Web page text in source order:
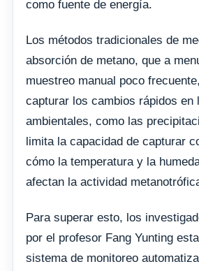
como fuente de energía.
Los métodos tradicionales de
absorción de metano, que a
muestreo manual poco
capturar los cambios rápidos en
ambientales, como las
limita la capacidad de capturar
cómo la temperatura y la
afectan la actividad
Para superar esto, los
por el profesor Fang Yunting
sistema de monitoreo